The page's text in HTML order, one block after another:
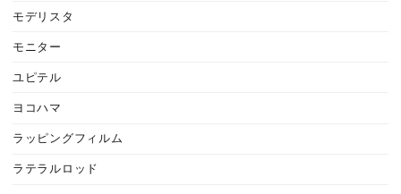
モデリスタ
モニター
ユピテル
ヨコハマ
ラッピングフィルム
ラテラルロッド